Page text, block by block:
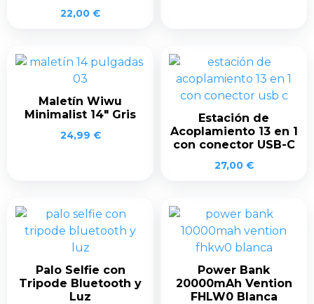
22,00 €
Maletín Wiwu
Minimalist 14″ Gris
24,99 €
Estación de
Acoplamiento 13 en 1
con conector USB-C
27,00 €
Palo Selfie con
Tripode Bluetooth y
Luz
Power Bank
20000mAh Vention
FHLW0 Blanca